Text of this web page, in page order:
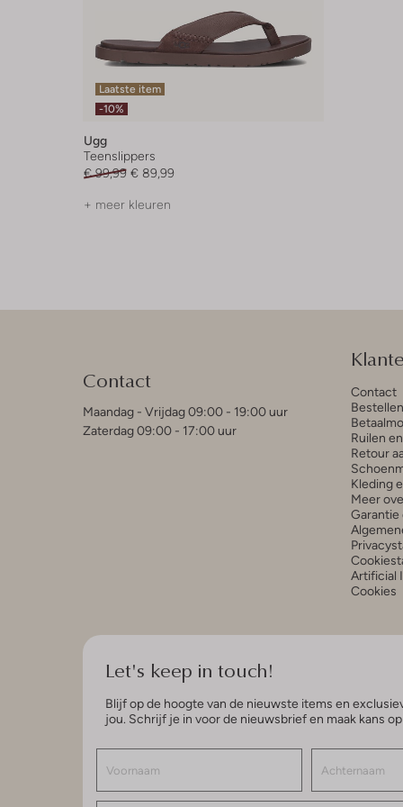
Laatste item
-10%
Ugg
Teenslippers
€ 99,99 € 89,99
+ meer kleuren
Contact
Maandag - Vrijdag 09:00 - 19:00 uur
Zaterdag 09:00 - 17:00 uur
Contact
Ruilen
Retour
Kleding
Meer
Garantie
Artificial
Cookies
Let's keep in touch!
Blijf op de hoogte van de nieuwste items en
jou. Schrijf je in voor de nieuwsbrief en maak kans